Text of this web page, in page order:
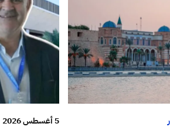
5 أغسطس 2026